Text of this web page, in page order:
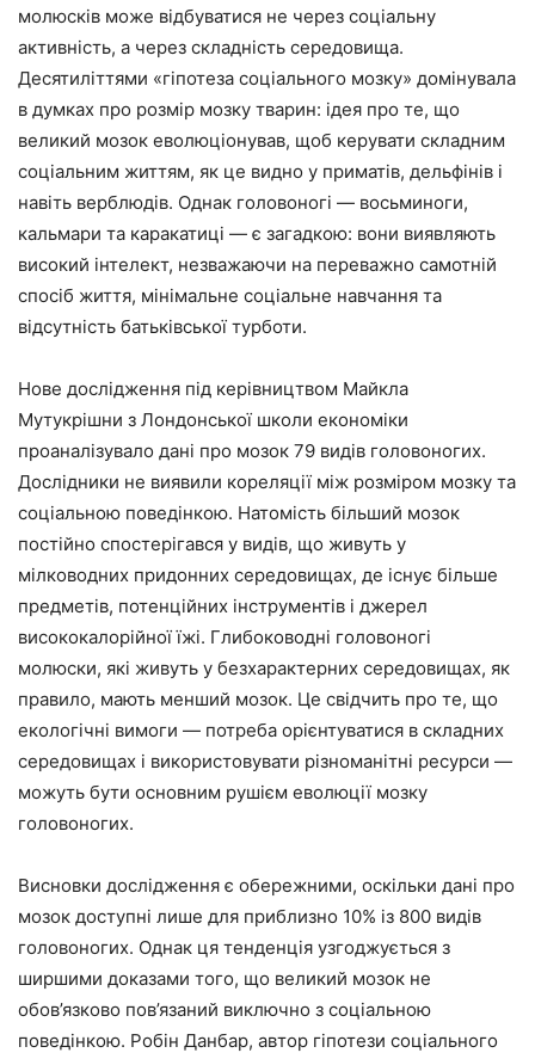
молюсків може відбуватися не через соціальну
активність, а через складність середовища.
Десятиліттями «гіпотеза соціального мозку» домінувала
в думках про розмір мозку тварин: ідея про те, що
великий мозок еволюціонував, щоб керувати складним
соціальним життям, як це видно у приматів, дельфінів і
навіть верблюдів. Однак головоногі — восьминоги,
кальмари та каракатиці — є загадкою: вони виявляють
високий інтелект, незважаючи на переважно самотній
спосіб життя, мінімальне соціальне навчання та
відсутність батьківської турботи.
Нове дослідження під керівництвом Майкла
Мутукрішни з Лондонської школи економіки
проаналізувало дані про мозок 79 видів головоногих.
Дослідники не виявили кореляції між розміром мозку та
соціальною поведінкою. Натомість більший мозок
постійно спостерігався у видів, що живуть у
мілководних придонних середовищах, де існує більше
предметів, потенційних інструментів і джерел
висококалорійної їжі. Глибоководні головоногі
молюски, які живуть у безхарактерних середовищах, як
правило, мають менший мозок. Це свідчить про те, що
екологічні вимоги — потреба орієнтуватися в складних
середовищах і використовувати різноманітні ресурси —
можуть бути основним рушієм еволюції мозку
головоногих.
Висновки дослідження є обережними, оскільки дані про
мозок доступні лише для приблизно 10% із 800 видів
головоногих. Однак ця тенденція узгоджується з
ширшими доказами того, що великий мозок не
обов’язково пов’язаний виключно з соціальною
поведінкою. Робін Данбар, автор гіпотези соціального